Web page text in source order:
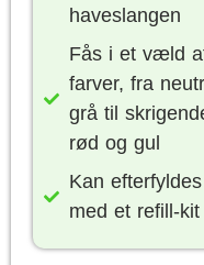
haveslangen
Fås i et væld
farver, fra
grå til
rød og gul
Kan efterfyldes
med et refill-kit